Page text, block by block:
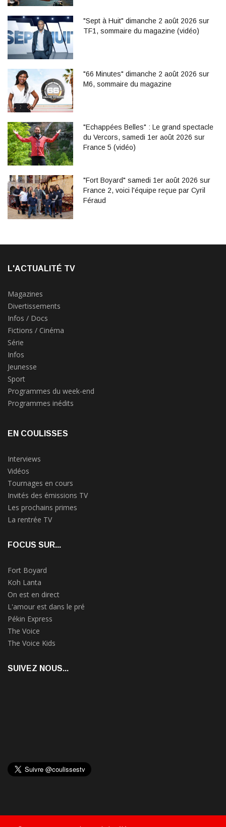
"Sept à Huit" dimanche 2 août 2026 sur
TF1, sommaire du magazine (vidéo)
"66 Minutes" dimanche 2 août 2026 sur
M6, sommaire du magazine
"Echappées Belles" : Le grand spectacle
du Vercors, samedi 1er août 2026 sur
France 5 (vidéo)
"Fort Boyard" samedi 1er août 2026 sur
France 2, voici l'équipe reçue par Cyril
Féraud
L'ACTUALITÉ TV
Magazines
Divertissements
Infos / Docs
Fictions / Cinéma
Série
Infos
Jeunesse
Sport
Programmes du week-end
Programmes inédits
EN COULISSES
Interviews
Vidéos
Tournages en cours
Invités des émissions TV
Les prochains primes
La rentrée TV
FOCUS SUR...
Fort Boyard
Koh Lanta
On est en direct
L'amour est dans le pré
Pékin Express
The Voice
The Voice Kids
SUIVEZ NOUS...